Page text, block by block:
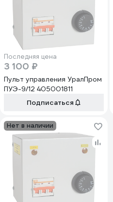
Последняя цена
3 100 ₽
Пульт управления УралПром
ПУЭ-9/12 405001811
Подписаться
Нет в наличии